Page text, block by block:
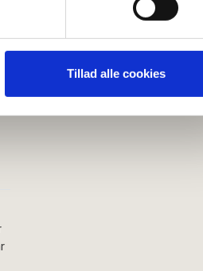
sociale medier og til at analysere
partnere inden for sociale medier,
Tillad alle cookies